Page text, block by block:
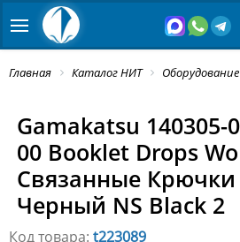
Главная Каталог НИТ
Gamakatsu 140305-
00 Booklet Drops
Связанные Крючки
Черный NS Black 2
Код товара: t223089